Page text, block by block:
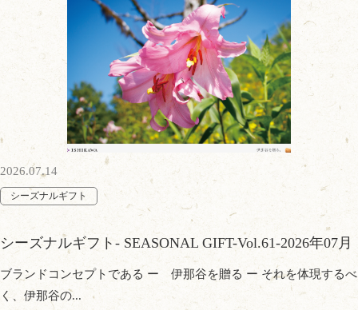
2026.07.14
シーズナルギフト
シーズナルギフト- SEASONAL GIFT-Vol.61-2026年07月
ブランドコンセプトである ー 伊那谷を贈る ー それを体現するべ
く、伊那谷の...